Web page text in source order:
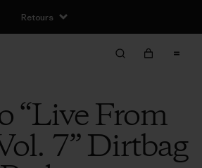
Retours
“Live From
7” Dirtbag